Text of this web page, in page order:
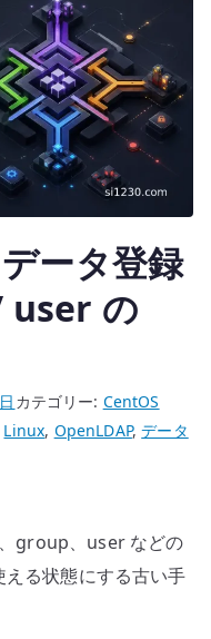
ータ登録
user の
カテゴリー: CentOS
Linux, OpenLDAP,データ
group、user などの
る状態にする古い手